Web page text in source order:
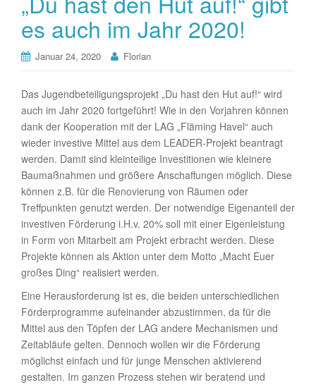
es auch im Jahr 2020!
Januar 24, 2020 Florian
Das Jugendbeteiligungsprojekt „Du hast den Hut auf!“ wird
auch im Jahr 2020 fortgeführt! Wie in den Vorjahren können
dank der Kooperation mit der LAG „Fläming Havel“ auch
wieder investive Mittel aus dem LEADER-Projekt beantragt
werden. Damit sind kleinteilige Investitionen wie kleinere
Baumaßnahmen und größere Anschaffungen möglich. Diese
können z.B. für die Renovierung von Räumen oder
Treffpunkten genutzt werden. Der notwendige Eigenanteil der
investiven Förderung i.H.v. 20% soll mit einer Eigenleistung
in Form von Mitarbeit am Projekt erbracht werden. Diese
Projekte können als Aktion unter dem Motto „Macht Euer
großes Ding“ realisiert werden.
Eine Herausforderung ist es, die beiden unterschiedlichen
Förderprogramme aufeinander abzustimmen, da für die
Mittel aus den Töpfen der LAG andere Mechanismen und
Zeitabläufe gelten. Dennoch wollen wir die Förderung
möglichst einfach und für junge Menschen aktivierend
gestalten. Im ganzen Prozess stehen wir beratend und